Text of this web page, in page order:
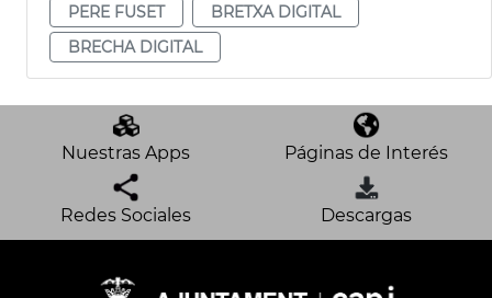
PERE FUSET
BRETXA DIGITAL
BRECHA DIGITAL
Nuestras Apps Páginas de Interés
Redes Sociales Descargas